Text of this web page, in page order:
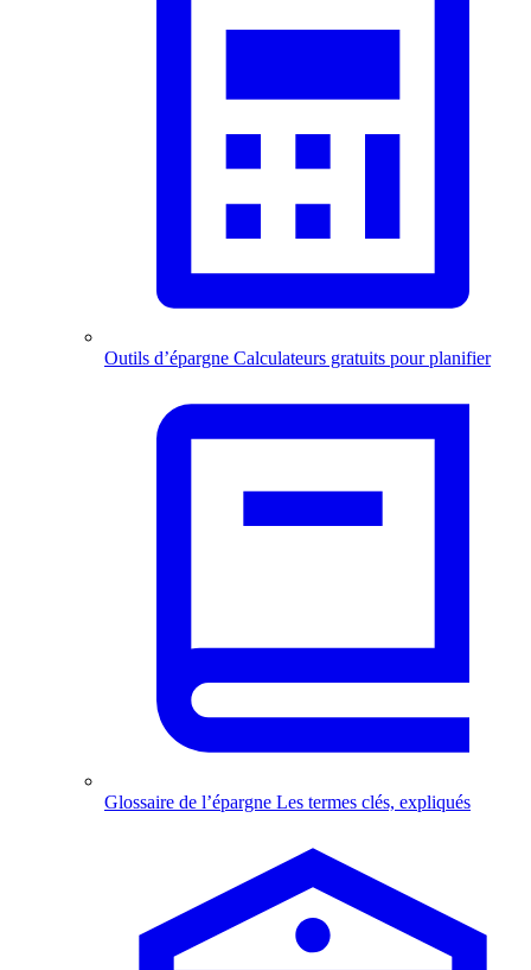
Outils d’épargne Calculateurs gratuits pour planifier
Glossaire de l’épargne Les termes clés, expliqués